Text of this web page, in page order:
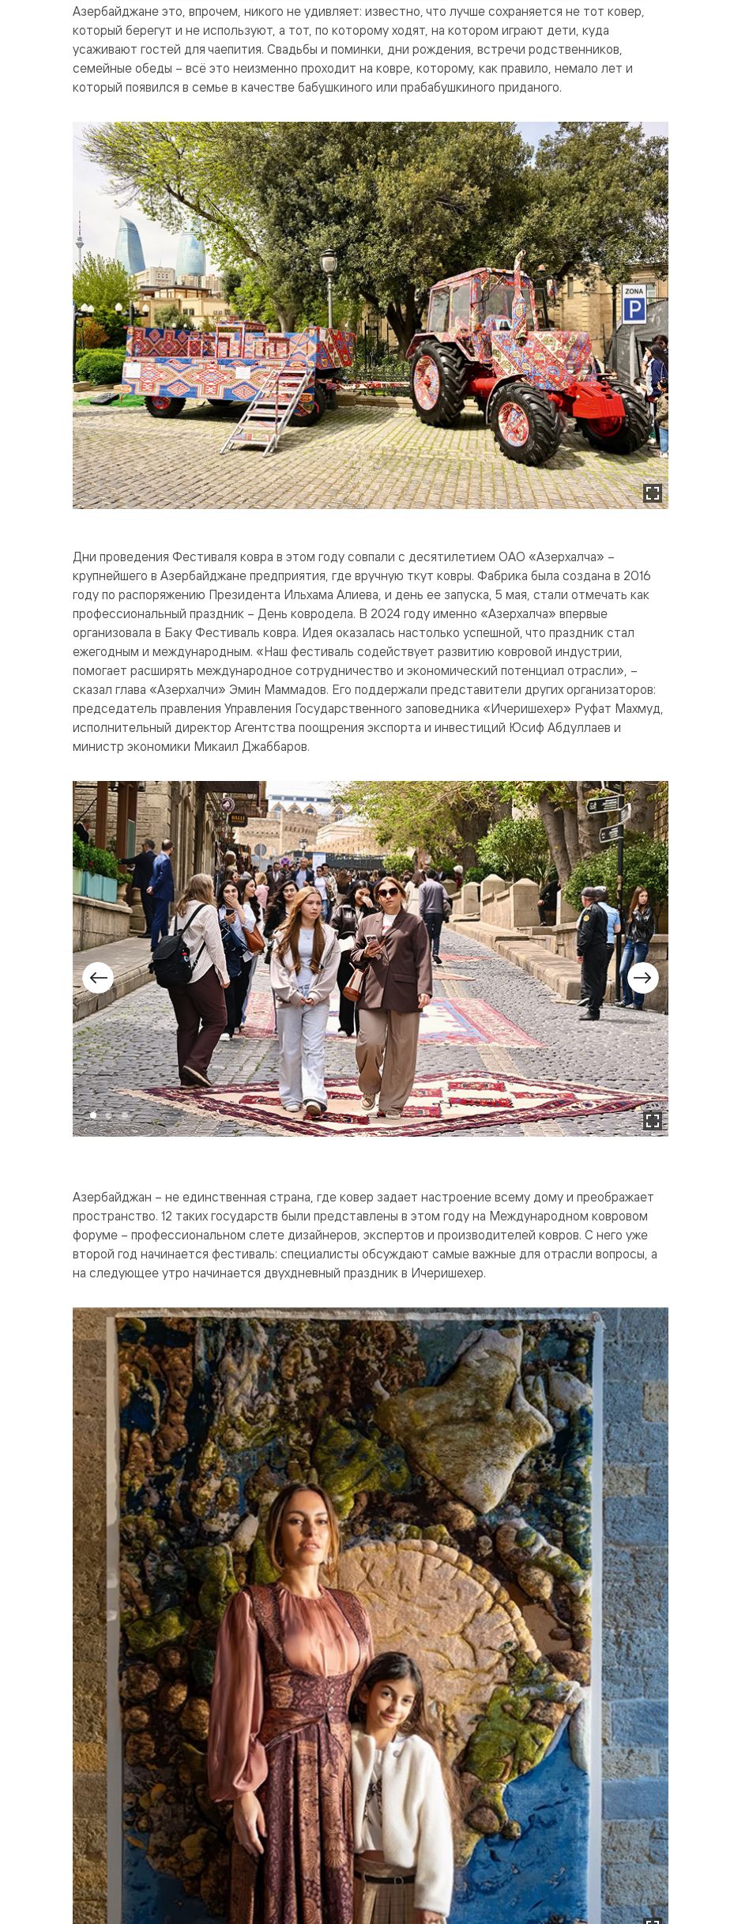
Азербайджане это, впрочем, никого не удивляет: известно, что лучше сохраняется не тот ковер,
который берегут и не используют, а тот, по которому ходят, на котором играют дети, куда
усаживают гостей для чаепития. Свадьбы и поминки, дни рождения, встречи родственников,
семейные обеды – всё это неизменно проходит на ковре, которому, как правило, немало лет и
который появился в семье в качестве бабушкиного или прабабушкиного приданого.
Дни проведения Фестиваля ковра в этом году совпали с десятилетием ОАО «Азерхалча» –
крупнейшего в Азербайджане предприятия, где вручную ткут ковры. Фабрика была создана в 2016
году по распоряжению Президента Ильхама Алиева, и день ее запуска, 5 мая, стали отмечать как
профессиональный праздник – День ковродела. В 2024 году именно «Азерхалча» впервые
организовала в Баку Фестиваль ковра. Идея оказалась настолько успешной, что праздник стал
ежегодным и международным. «Наш фестиваль содействует развитию ковровой индустрии,
помогает расширять международное сотрудничество и экономический потенциал отрасли», –
сказал глава «Азерхалчи» Эмин Маммадов. Его поддержали представители других организаторов:
председатель правления Управления Государственного заповедника «Ичеришехер» Руфат Махмуд,
исполнительный директор Агентства поощрения экспорта и инвестиций Юсиф Абдуллаев и
министр экономики Микаил Джаббаров.
Азербайджан – не единственная страна, где ковер задает настроение всему дому и преображает
пространство. 12 таких государств были представлены в этом году на Международном ковровом
форуме – профессиональном слете дизайнеров, экспертов и производителей ковров. С него уже
второй год начинается фестиваль: специалисты обсуждают самые важные для отрасли вопросы, а
на следующее утро начинается двухдневный праздник в Ичеришехер.